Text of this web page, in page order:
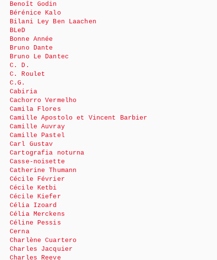
Benoît Godin
Bérénice Kalo
Bilani Ley Ben Laachen
BLeD
Bonne Année
Bruno Dante
Bruno Le Dantec
C. D.
C. Roulet
C.G.
Cabiria
Cachorro Vermelho
Camila Flores
Camille Apostolo et Vincent Barbier
Camille Auvray
Camille Pastel
Carl Gustav
Cartografia noturna
Casse-noisette
Catherine Thumann
Cécile Février
Cécile Ketbi
Cécile Kiefer
Célia Izoard
Célia Merckens
Céline Pessis
Cerna
Charlène Cuartero
Charles Jacquier
Charles Reeve